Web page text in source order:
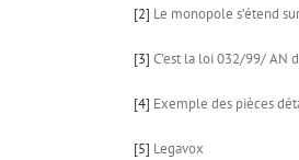
[2] Le monopole s’étend
[3] C’est la loi 032/99/ AN
[4] Exemple des pièces
[5] Legavox